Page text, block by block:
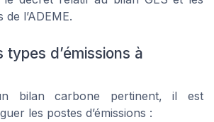
l’ADEME.
d’émissions à
bilan carbone pertinent, il est
les postes d’émissions :